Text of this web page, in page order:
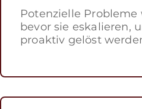
Potenzielle
bevor sie eskalieren,
proaktiv gelöst